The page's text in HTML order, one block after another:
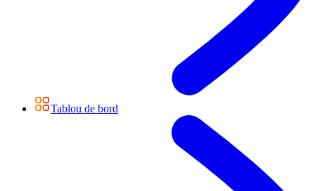
Tablou de bord